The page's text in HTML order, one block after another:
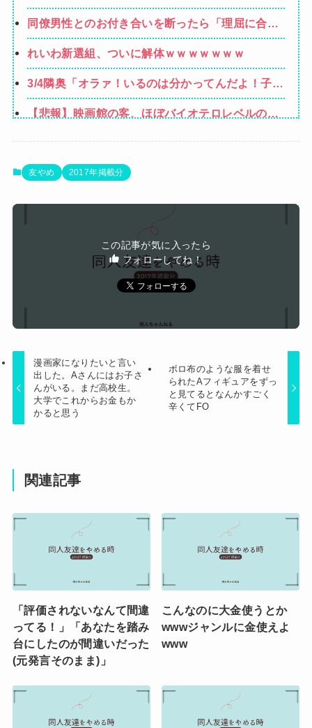
縁、その結果・・・
た。いきなり彼女の持ち歩いてたカードを品定め
しだしたらしく…
同僚男性とのお付き合いを断ったら「理屈に合わ
ない主張を振りかざす感情的なヒステリー女」と
言いふらされて・・・
れいわ新選組、ついに解体ｗｗｗｗｗｗｗ
3/4隣奥「オラァ！いるのは分かってんだよ！子供
預かれ！(ドアケリー！」私(ヒィィィ…)→隣奥の
旦那さんに相談したら逃げられた。夫に相談して
【悲報】映画館の客、ほぼバイオテロレベルのや
【画像】かつて天下を獲っていたYouTuberの現
【悲報】黒人、卑怯すぎて炎上するｗｗｗｗ
【閲覧注意】元臆女キャバ嬢の首吊り自●配信、
拡散されまくって終わるｗｗｗｗｗｗｗ
生理の予定が８月６日なんだけど７月２９日にド
バッと鮮血でたから生理かな？って思ったのよね
Powered by livedoor 相互RSS
友やめ 2017年掲載分
この記事が気に入ったら
フォローしてね！
漫画家になりたいと言い
出した。Aさんにはお子さ
んがいる。まだ高校生。
大学でこれからお金もか
かると思う
ボロ布のような服を着せ
られたAフィギュアをずっ
と見てるとなんかすごく
辛くてFO
関連記事
「評価されないなんて間違
ってる！」「あなたを踏み
台にしたのが間違いだった
(元発言そのまま)」
こんなのに大金使うとか
wwwジャンルに金使えよ
www